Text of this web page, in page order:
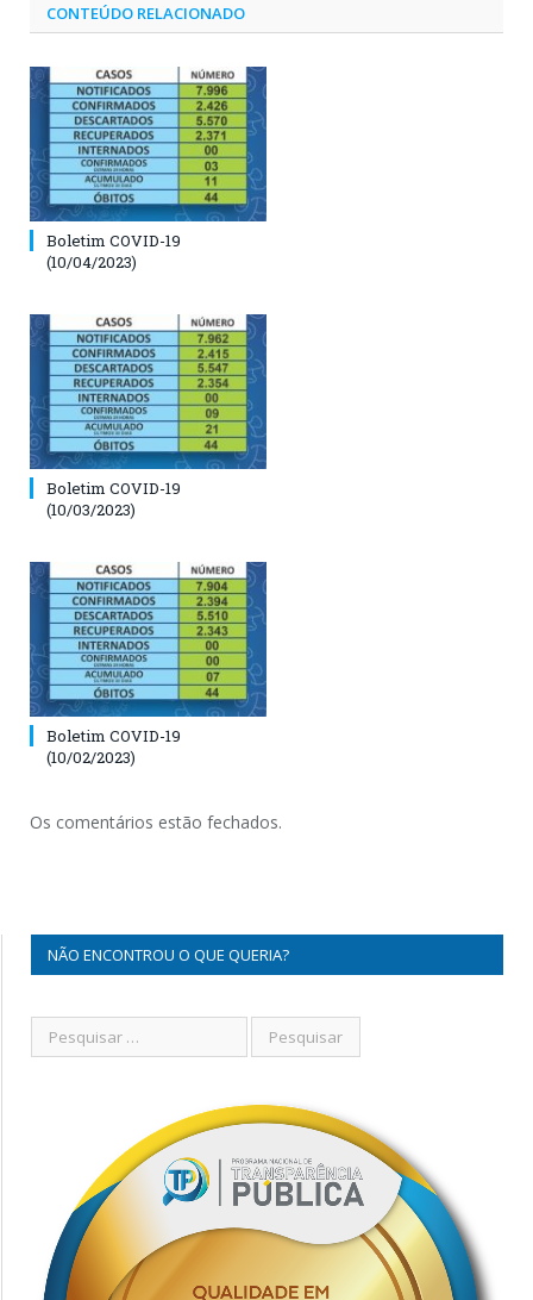
CONTEÚDO RELACIONADO
Boletim COVID-19
(10/04/2023)
Boletim COVID-19
(10/03/2023)
Boletim COVID-19
(10/02/2023)
Os comentários estão fechados.
NÃO ENCONTROU O QUE QUERIA?